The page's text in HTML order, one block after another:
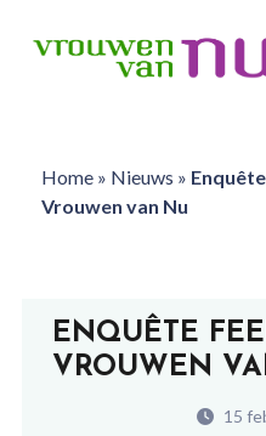
Home» Nieuws »
Vrouwen van Nu
ENQUÊTE
VROUWEN
15